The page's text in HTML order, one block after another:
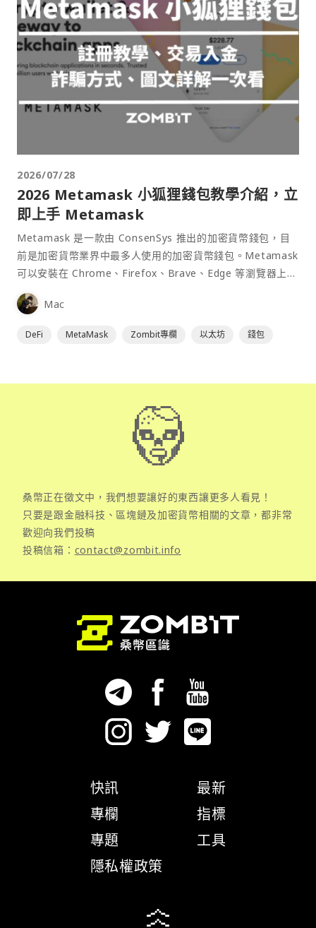
2026/07/28
2026 Metamask 小狐狸錢包教學介紹，立
即上手 Metamask
Metamask 是一款由 ConsenSys 推出的加密貨幣錢包，目
前是加密貨幣業界中最多人使用的加密貨幣錢包。Metamask
可以安裝在 Chrome、Firefox、Brave、Edge 等瀏覽器上作
為插件使用，具備許多功能且使用上非常方便。
Mac
DeFi MetaMask Zombit專欄 以太坊 錢包
桑幣正在徵文中，我們想要讓好的東西讓更多人看見！
只要是跟金融科技、區塊鏈及加密貨幣相關的文章，都非常
歡迎向我們投稿
投稿信箱： contact@zombit.info
快訊
專欄
專題
隱私權政策
最新
指標
工具